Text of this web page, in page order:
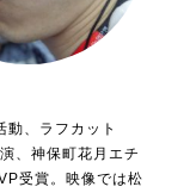
、ラフカット
、神保町花月エチ
受賞。映像では松